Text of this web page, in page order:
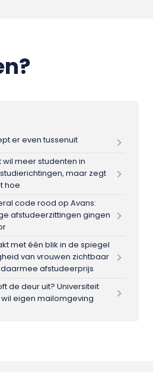
er even tussenuit
wil meer studenten in
maar zegt
hoe
code rood op Avans:
afstudeerzittingen gingen
met één blik in de spiegel
van vrouwen zichtbaar
afstudeerprijs
de deur uit? Universiteit
eigen mailomgeving